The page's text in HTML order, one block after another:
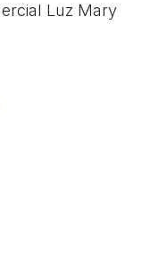
Luz Mary